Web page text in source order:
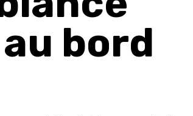
bord